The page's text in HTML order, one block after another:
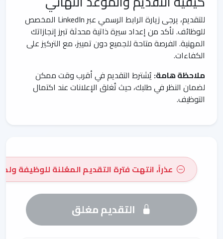
للتقديم، يرجى زيارة الرابط الرسمي عبر LinkedIn المخصص
للوظائف. تأكد من إعداد سيرة ذاتية محدثة تبرز إنجازاتك
المهنية. الفرصة متاحة للجميع دون تمييز، مع التركيز على
الكفاءات.
ملاحظة هامة: يُشترط التقديم في أقرب وقت ممكن
لضمان النظر في طلبك، حيث تُغلق الإعلانات عند اكتمال
التوظيف.
عذراً، انتهت فترة التقديم المعُلنة للوظيفة
التقديم مغلق